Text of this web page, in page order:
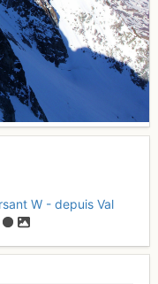
W - depuis Val